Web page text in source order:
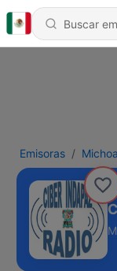
Emisoras